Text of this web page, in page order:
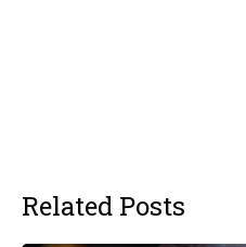
Related Posts